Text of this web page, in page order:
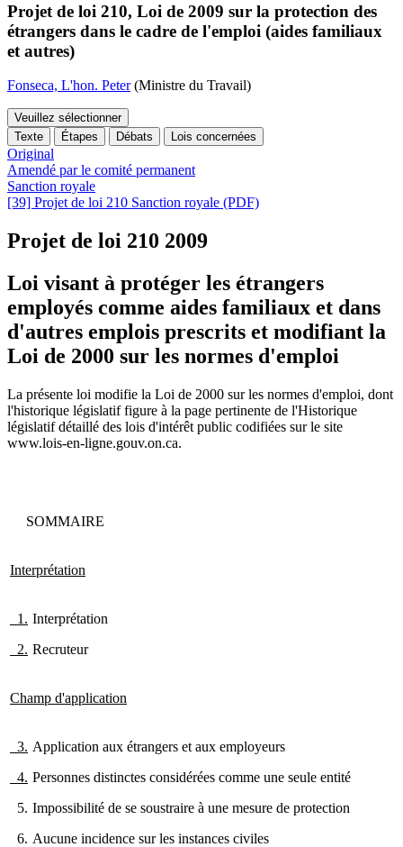
Projet de loi 210, Loi de 2009 sur la protection des
étrangers dans le cadre de l'emploi (aides familiaux
et autres)
Fonseca, L'hon. Peter(Ministre du Travail)
Veuillez sélectionner
Texte
Étapes Débats Lois concernées
Original
Amendé par le comité permanent
Sanction royale
[39] Projet de loi 210 Sanction royale (PDF)
Projet de loi 210 2009
Loi visant à protéger les étrangers
employés comme aides familiaux et dans
d'autres emplois prescrits et modifiant la
Loi de 2000 sur les normes d'emploi
La présente loi modifie la Loi de 2000 sur les normes d'emploi, dont
l'historique législatif figure à la page pertinente de l'Historique
législatif détaillé des lois d'intérêt public codifiées sur le site
www.lois-en-ligne.gouv.on.ca.
SOMMAIRE
Interprétation
1.
2.
Interprétation
Recruteur
Champ d'application
3.
4.
5.
6.
Application aux étrangers et aux employeurs
Personnes distinctes considérées comme une seule entité
Impossibilité de se soustraire à une mesure de protection
Aucune incidence sur les instances civiles